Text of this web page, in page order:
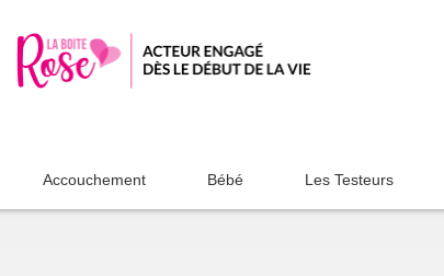
Accouchement Bébé Les Testeurs